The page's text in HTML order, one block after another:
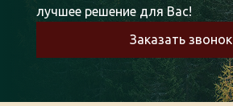
лучшее решение для Вас!
Заказать звонок